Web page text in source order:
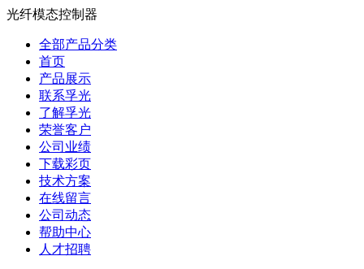
光纤模态控制器
全部产品分类
首页
产品展示
联系孚光
了解孚光
荣誉客户
公司业绩
下载彩页
技术方案
在线留言
公司动态
帮助中心
人才招聘